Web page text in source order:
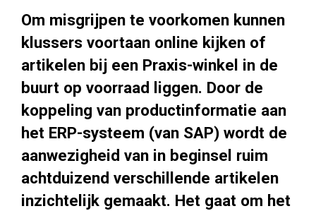
Om misgrijpen te voorkomen kunnen
klussers voortaan online kijken of
artikelen bij een Praxis-winkel in de
buurt op voorraad liggen. Door de
koppeling van productinformatie aan
het ERP-systeem (van SAP) wordt de
aanwezigheid van in beginsel ruim
achtduizend verschillende artikelen
inzichtelijk gemaakt. Het gaat om het